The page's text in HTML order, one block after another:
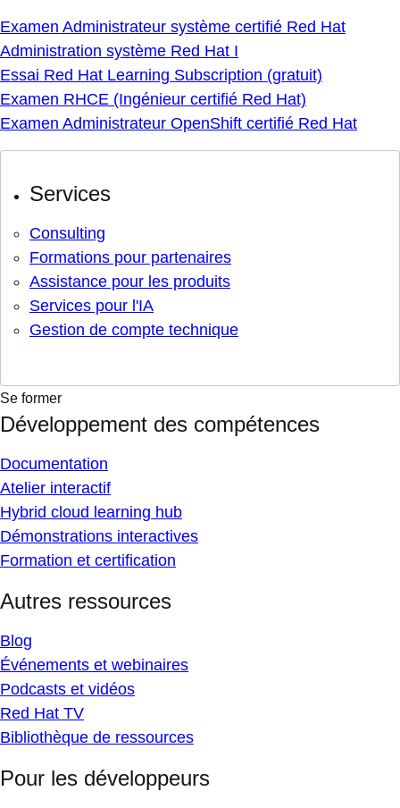
Examen Administrateur système certifié Red Hat
Administration système Red Hat I
Essai Red Hat Learning Subscription (gratuit)
Examen RHCE (Ingénieur certifié Red Hat)
Examen Administrateur OpenShift certifié Red Hat
Services
Consulting
Formations pour partenaires
Assistance pour les produits
Services pour l'IA
Gestion de compte technique
Se former
Développement des compétences
Documentation
Atelier interactif
Hybrid cloud learning hub
Démonstrations interactives
Formation et certification
Autres ressources
Blog
Événements et webinaires
Podcasts et vidéos
Red Hat TV
Bibliothèque de ressources
Pour les développeurs